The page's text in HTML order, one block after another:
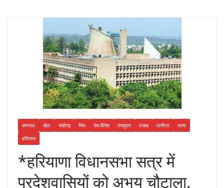
करनाल खेल चंडीगढ़ जिंद देश-विदेश पंचकुला पंजाब पानीपत
राज्य
हरियाणा
*हरियाणा विधानसभा सत्र में
प्रदेशवासियों को अभय चौटाला,